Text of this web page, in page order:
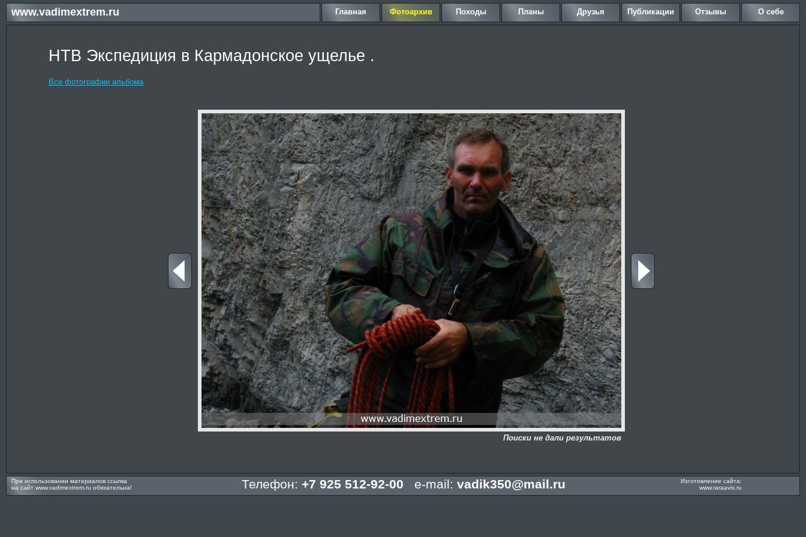
www.vadimextrem.ru Главная Фотоархив Походы Планы Друзья Публикации Отзывы О себе
НТВ Экспедиция в Кармадонское ущелье .
Все фотографии альбома
Поиски не дали результатов
При использовании материалов ссылка
на сайт www.vadimextrem.ru обязательна! Телефон: +7 925 512-92-00 e-mail: vadik350@mail.ru
Изготовление сайта:
www.raraavis.ru